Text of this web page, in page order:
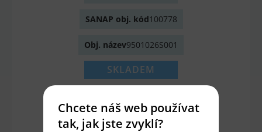
SANAP obj. kód100778
Obj. název9501026S001
SKLADEM
907 Kč bez DPH
Chcete náš web používat
tak, jak jste zvyklí?